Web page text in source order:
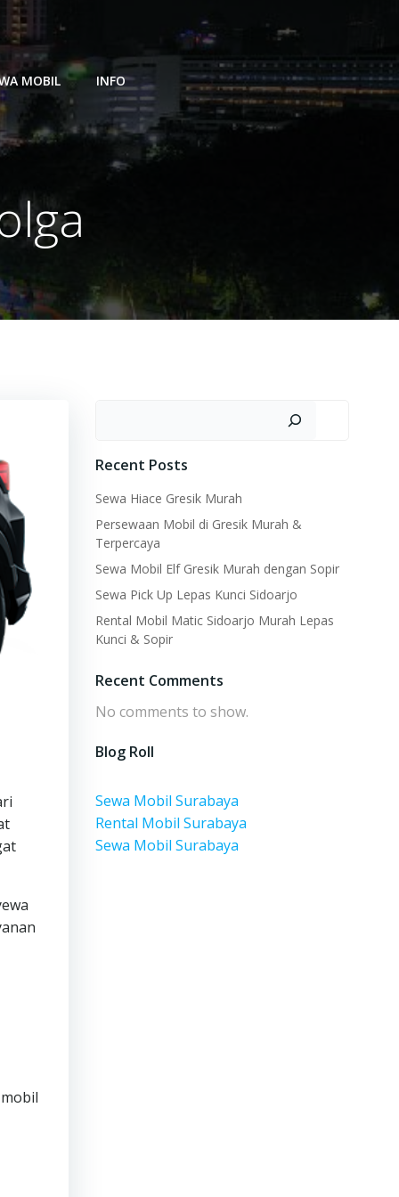
MOBIL INFO
Recent Posts
Sewa Hiace Gresik Murah
Persewaan Mobil di Gresik Murah &
Terpercaya
Sewa Mobil Elf Gresik Murah dengan Sopir
Sewa Pick Up Lepas Kunci Sidoarjo
Rental Mobil Matic Sidoarjo Murah Lepas
Kunci & Sopir
Recent Comments
No comments to show.
Blog Roll
Sewa Mobil Surabaya
Rental Mobil Surabaya
Sewa Mobil Surabaya